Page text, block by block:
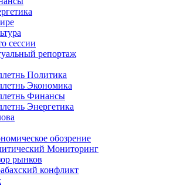
сессии
репортаж
Политика
Экономика
Финансы
Энергетика
обозрение
Мониторинг
рынков
конфликт